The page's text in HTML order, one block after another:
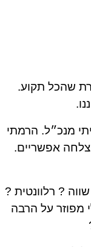
שהכל תקוע.
מנכ״ל. הרמתי
אפשריים.
? רלוונטית ?
הידע שלי מפוזר על הרבה